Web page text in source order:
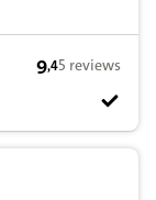
9,4 op basis
9,45 reviews